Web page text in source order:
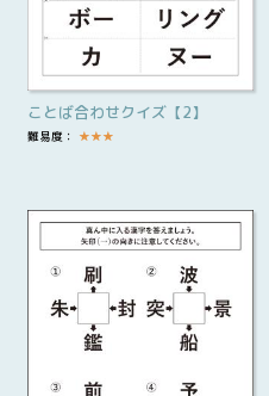
ことば合わせクイズ【2】
難易度： ★★★